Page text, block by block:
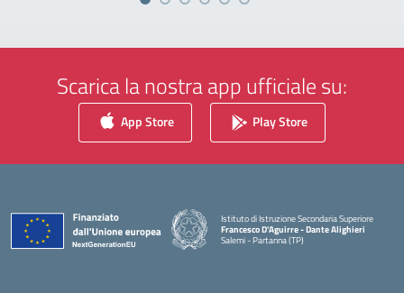
Scarica la nostra app ufficiale su:
App Store Play Store
Istituto di Istruzione Secondaria Superiore
Francesco D'Aguirre - Dante Alighieri
Salemi - Partanna (TP)